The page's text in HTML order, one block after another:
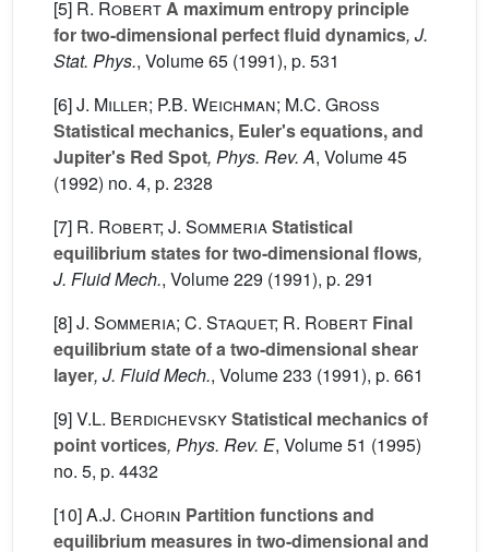
[5] R. RobertA maximum entropy principle
for two-dimensional perfect fluid dynamics, J.
Stat. Phys., Volume 65 (1991), p. 531
[6]J. Miller; P.B. Weichman; M.C. Gross
Statistical mechanics, Euler's equations, and
Jupiter's Red Spot, Phys. Rev. A, Volume 45
(1992) no. 4, p. 2328
[7] R. Robert; J. SommeriaStatistical
equilibrium states for two-dimensional flows,
J. Fluid Mech., Volume 229 (1991), p. 291
[8]J. Sommeria; C. Staquet; R. Robert Final
equilibrium state of a two-dimensional shear
layer, J. Fluid Mech., Volume 233 (1991), p. 661
[9]V.L. BerdichevskyStatistical mechanics of
point vortices, Phys. Rev. E, Volume 51 (1995)
no. 5, p. 4432
[10]A.J. Chorin Partition functions and
equilibrium measures in two-dimensional and